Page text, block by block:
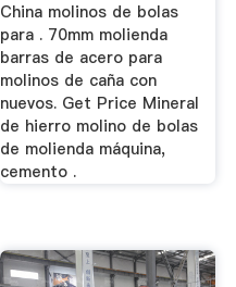
China molinos de bolas
para . 70mm molienda
barras de acero para
molinos de caña con
nuevos. Get Price Mineral
de hierro molino de bolas
de molienda máquina,
cemento .